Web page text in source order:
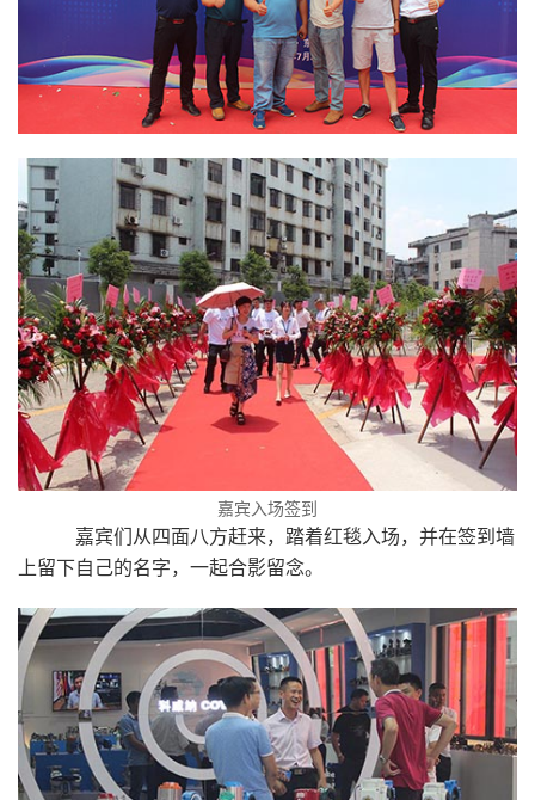
嘉宾入场签到
嘉宾们从四面八方赶来，踏着红毯入场，并在签到墙
上留下自己的名字，一起合影留念。